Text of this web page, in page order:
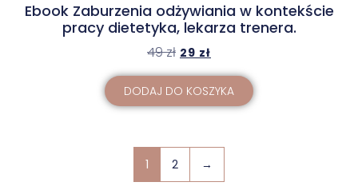
Ebook Zaburzenia odżywiania w kontekście
pracy dietetyka, lekarza trenera.
49zł 29 zł
DODAJ DO KOSZYKA
1 2 →